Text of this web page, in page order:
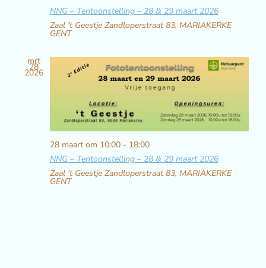
NNG – Tentoonstelling – 28 & 29 maart 2026
Zaal 't Geestje Zandloperstraat 83, MARIAKERKE
GENT
mrt
28
2026
28 maart om 10:00- 18:00
NNG – Tentoonstelling – 28 & 29 maart 2026
Zaal 't Geestje Zandloperstraat 83, MARIAKERKE
GENT